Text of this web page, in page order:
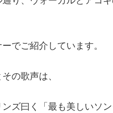
でご紹介しています。
の歌声は、
ズ曰く「最も美しいソ